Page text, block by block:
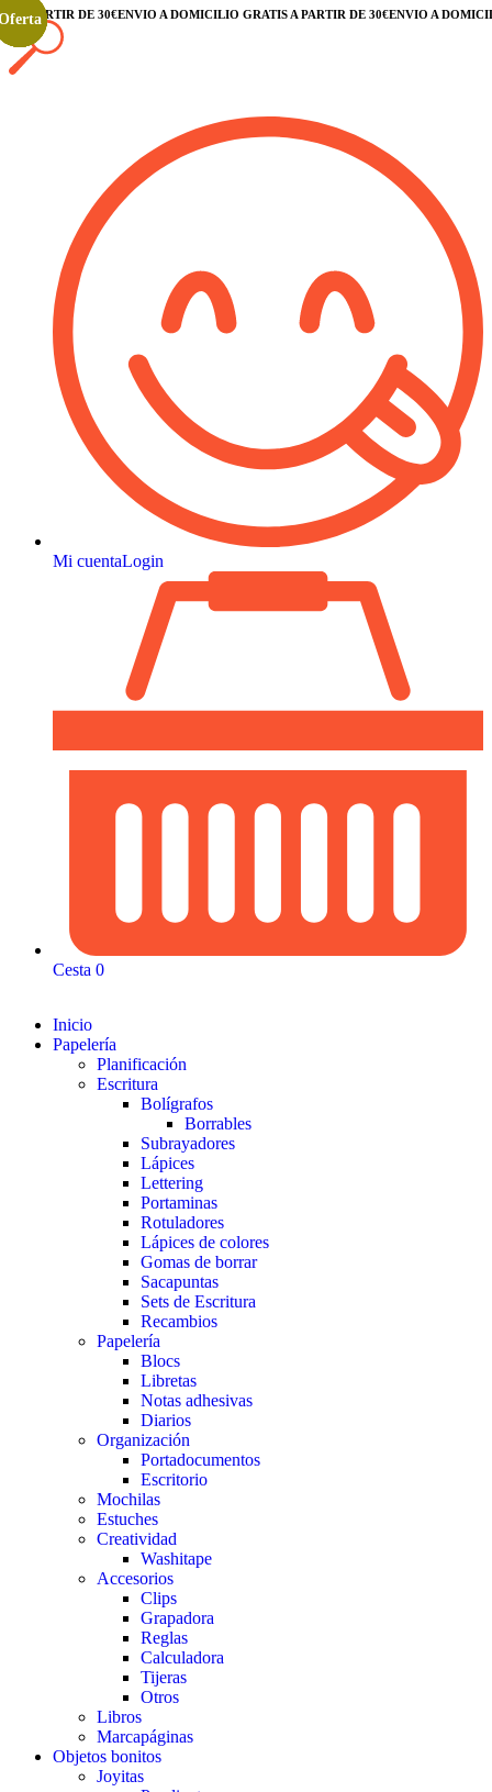
PARTIR DE 30€ENVÍO A DOMICILIO GRATIS A PARTIR DE 30€ENVÍO A
Mi cuentaLogin
Cesta 0
Inicio
Papelería
Planificación
Escritura
Bolígrafos
Borrables
Subrayadores
Lápices
Lettering
Portaminas
Rotuladores
Lápices de colores
Gomas de borrar
Sacapuntas
Sets de Escritura
Recambios
Papelería
Blocs
Libretas
Notas adhesivas
Diarios
Organización
Portadocumentos
Escritorio
Mochilas
Estuches
Creatividad
Washitape
Accesorios
Clips
Grapadora
Reglas
Calculadora
Tijeras
Otros
Libros
Marcapáginas
Objetos bonitos
Joyitas